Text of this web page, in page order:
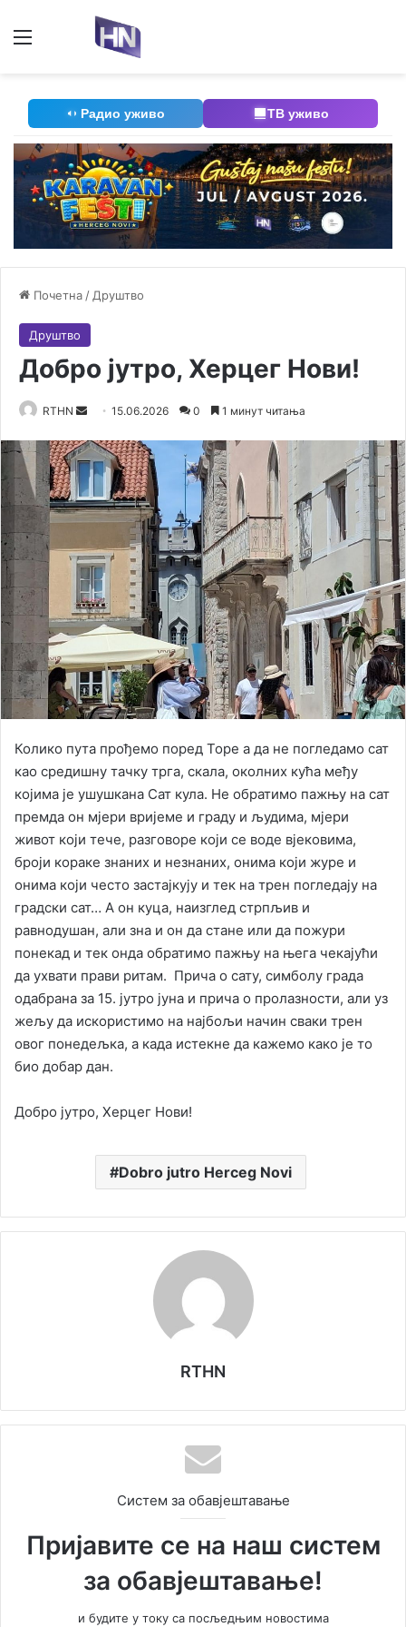
Радио уживо ТВ уживо
Почетна / Друштво
Друштво
Добро јутро, Херцег Нови!
RTHN
n
d
a
n
m
a
i
l
15.06.2026 0 1 минут читања
Колико пута прођемо поред Торе а да не погледамо сат
као средишну тачку трга, скала, околних кућа међу
којима је ушушкана Сат кула. Не обратимо пажњу на сат
премда он мјери вријеме и граду и људима, мјери
живот који тече, разговоре који се воде вјековима,
броји кораке знаних и незнаних, онима који журе и
онима који често застајкују и тек на трен погледају на
градски сат… А он куца, наизглед стрпљив и
равнодушан, али зна и он да стане или да пожури
понекад и тек онда обратимо пажњу на њега чекајући
да ухвати прави ритам. Прича о сату, симболу града
одабрана за 15. јутро јуна и прича о пролазности, али уз
жељу да искористимо на најбољи начин сваки трен
овог понедељка, а када истекне да кажемо како је то
био добар дан.
Добро јутро, Херцег Нови!
Dobro jutro Herceg Novi
RTHN
Систем за обавјештавање
Пријавите се на наш систем
за обавјештавање!
и будите у току са посљедњим новостима